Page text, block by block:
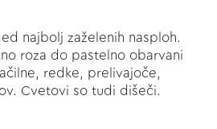
najbolj zaželenih nasploh.
roza do pastelno obarvani
redke, prelivajoče,
Cvetovi so tudi dišeči.